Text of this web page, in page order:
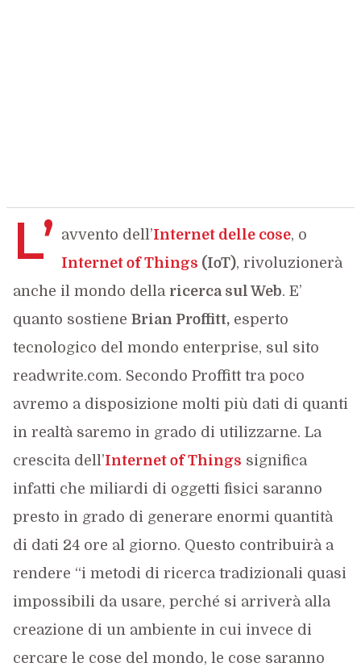
L’ avvento dell’Internet delle cose, o
Internet of Things (IoT), rivoluzionerà
anche il mondo della ricerca sul Web. E’
quanto sostiene Brian Proffitt,esperto
tecnologico del mondo enterprise, sul sito
readwrite.com. Secondo Proffitt tra poco
avremo a disposizione molti più dati di quanti
in realtà saremo in grado di utilizzarne. La
crescita dell’Internet of Things significa
infatti che miliardi di oggetti fisici saranno
presto in grado di generare enormi quantità
di dati 24 ore al giorno. Questo contribuirà a
rendere “i metodi di ricerca tradizionali quasi
impossibili da usare, perché si arriverà alla
creazione di un ambiente in cui invece di
cercare le cose del mondo, le cose saranno